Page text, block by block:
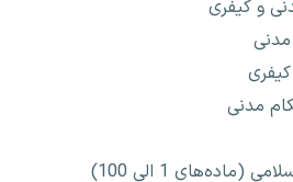
و کیفری
مدنی
(ماده‌های 1 الی 100)